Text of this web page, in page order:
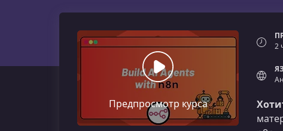
Предпросмотр курса
2